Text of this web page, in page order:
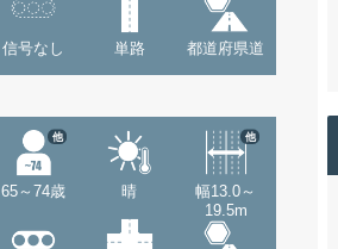
信号なし 単路 都道府県道
65～74歳
他
晴
幅13.0～
19.5m
他